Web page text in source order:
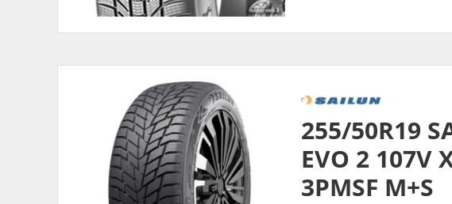
255/50R19
EVO 2 107V
3PMSF M+S